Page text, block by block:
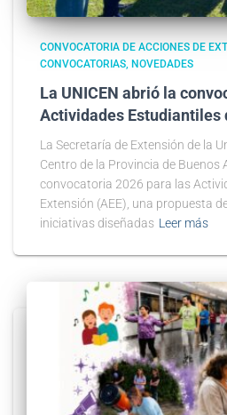
CONVOCATORIA DE ACCIONES DE
CONVOCATORIAS NOVEDADES
La UNICEN abrió la
Actividades Estudiantiles
La Secretaría de Extensión de la
Centro de la Provincia de Buenos
convocatoria 2026 para las
Extensión (AEE), una propuesta
iniciativas diseñadas Leer más